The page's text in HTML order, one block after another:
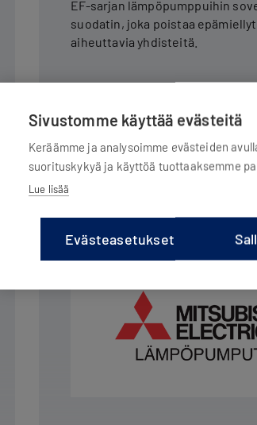
EF-sarjan lämpöpumppuihin
suodatin, joka poistaa
aiheuttavia yhdisteitä.
Tutustu tuotteeseen
Sivustomme käyttää evästeitä
Keräämme ja analysoimme evästeiden
suorituskykyä ja käyttöä tuottaaksemme
Lue lisää
Evästeasetukset